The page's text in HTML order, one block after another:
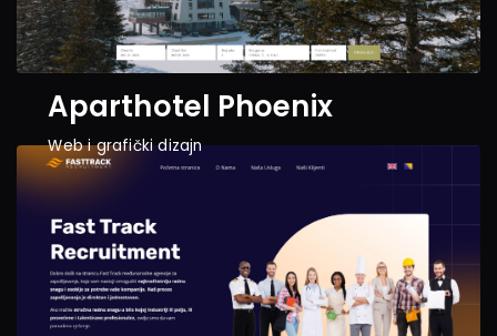
Aparthotel Phoenix
Web i grafički dizajn